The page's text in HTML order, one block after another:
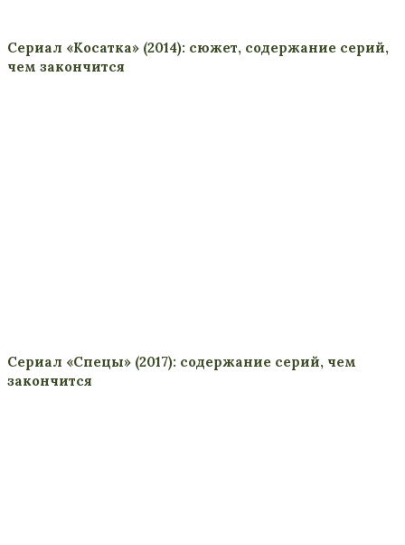
Сериал «Косатка» (2014): сюжет, содержание серий,
чем закончится
Сериал «Спецы» (2017): содержание серий, чем
закончится